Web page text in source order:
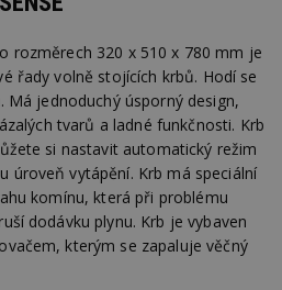
rozměrech 320 x 510 x 780 mm je
řady volně stojících krbů. Hodí se
jednoduchý úsporný design,
tvarů a ladné funkčnosti. Krb
si nastavit automatický režim
úroveň vytápění. Krb má speciální
komínu, která při problému
dodávku plynu. Krb je vybaven
kterým se zapaluje věčný